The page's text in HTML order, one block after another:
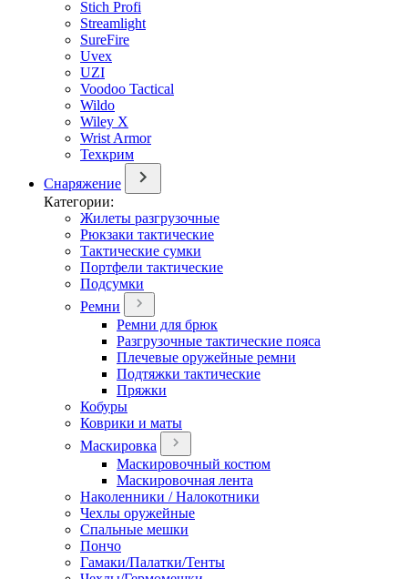
Stich Profi
Streamlight
SureFire
Uvex
UZI
Voodoo Tactical
Wildo
Wiley X
Wrist Armor
Техкрим
Снаряжение
Категории:
Жилеты разгрузочные
Рюкзаки тактические
Тактические сумки
Портфели тактические
Подсумки
Ремни
Ремни для брюк
Разгрузочные тактические пояса
Плечевые оружейные ремни
Подтяжки тактические
Пряжки
Кобуры
Коврики и маты
Маскировка
Маскировочный костюм
Маскировочная лента
Наколенники / Налокотники
Чехлы оружейные
Спальные мешки
Пончо
Гамаки/Палатки/Тенты